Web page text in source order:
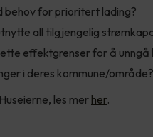
behov for prioritert lading?
all tilgjengelig
effektgrenser for å
i deres kommune/område?
les merher.